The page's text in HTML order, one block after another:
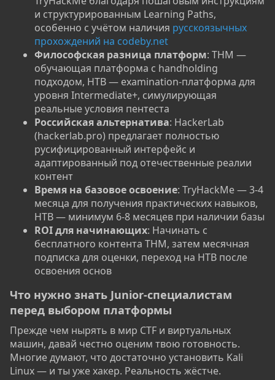
и структурированным Learning Paths,
особенно с учётом наличия русскоязычных
прохождений на codeby.net
Философская разница платформ: THM —
обучающая платформа с handholding
подходом, HTB — examination-платформа для
уровня Intermediate+, симулирующая
реальные условия пентеста
Российская альтернатива: HackerLab
(hackerlab.pro) предлагает полностью
русифицированный интерфейс и
адаптированный под отечественные реалии
контент
Время на базовое освоение: TryHackMe — 3-4
месяца для получения практических навыков,
HTB — минимум 6-8 месяцев при наличии базы
ROI для начинающих: Начинать с
бесплатного контента THM, затем месячная
подписка для оценки, переход на HTB после
освоения основ
Что нужно знать Junior-специалистам
перед выбором платформы​
Прежде чем нырять в мир CTF и виртуальных
машин, давай честно оценим твою готовность.
Многие думают, что достаточно установить Kali
Linux — и ты уже хакер. Реальность жёстче.